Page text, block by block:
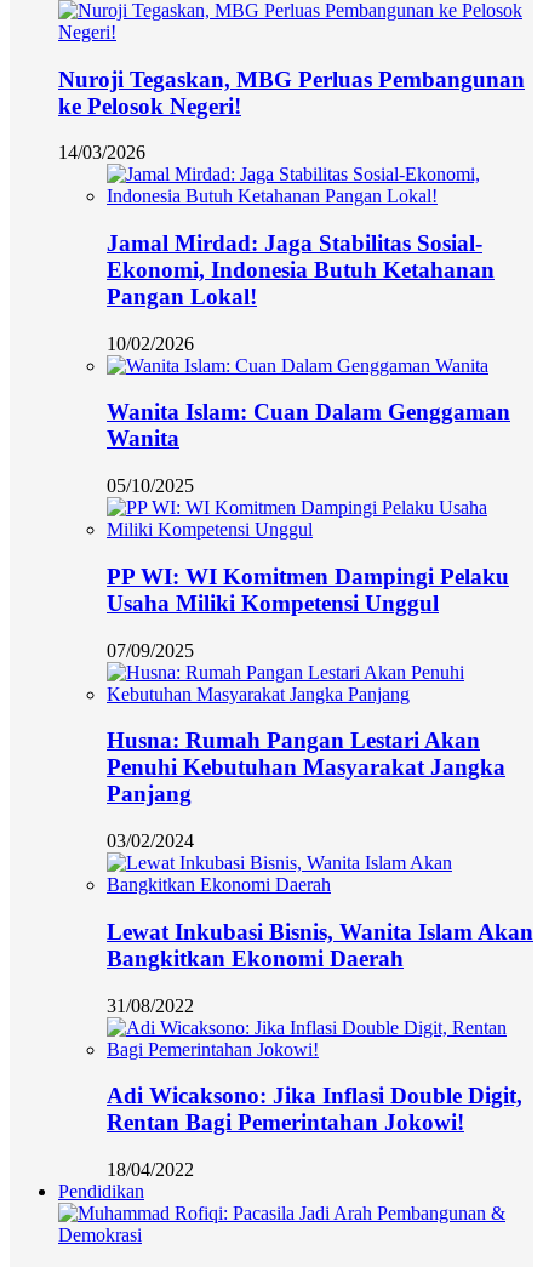
Nuroji Tegaskan, MBG Perluas Pembangunan
ke Pelosok Negeri!
14/03/2026
Jamal Mirdad: Jaga Stabilitas Sosial-
Ekonomi, Indonesia Butuh Ketahanan
Pangan Lokal!
10/02/2026
Wanita Islam: Cuan Dalam Genggaman
Wanita
05/10/2025
PP WI: WI Komitmen Dampingi Pelaku
Usaha Miliki Kompetensi Unggul
07/09/2025
Husna: Rumah Pangan Lestari Akan
Penuhi Kebutuhan Masyarakat Jangka
Panjang
03/02/2024
Lewat Inkubasi Bisnis, Wanita Islam Akan
Bangkitkan Ekonomi Daerah
31/08/2022
Adi Wicaksono: Jika Inflasi Double Digit,
Rentan Bagi Pemerintahan Jokowi!
18/04/2022
Pendidikan